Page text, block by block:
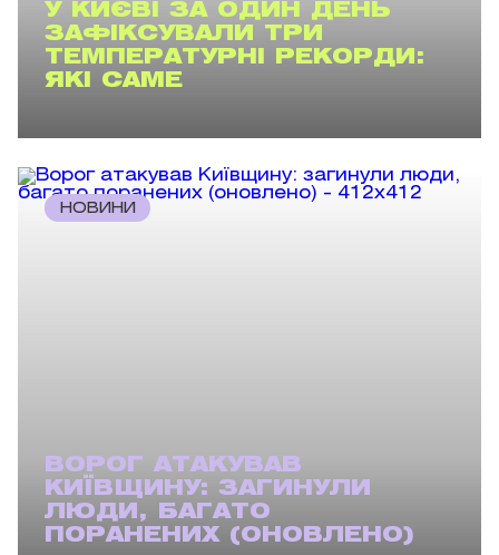
У КИЄВІ ЗА ОДИН ДЕНЬ
ЗАФІКСУВАЛИ ТРИ
ТЕМПЕРАТУРНІ РЕКОРДИ:
ЯКІ САМЕ
НОВИНИ
ВОРОГ АТАКУВАВ
КИЇВЩИНУ: ЗАГИНУЛИ
ЛЮДИ, БАГАТО
ПОРАНЕНИХ (ОНОВЛЕНО)